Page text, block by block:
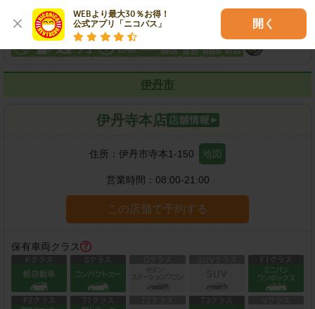
WEBより最大30％お得！
公式アプリ「ニコパス」
開く
各種サービス
伊丹市
伊丹寺本店
住所： 伊丹市寺本1-150 地図
営業時間： 08:00-21:00
この店舗で予約する
保有車両クラス